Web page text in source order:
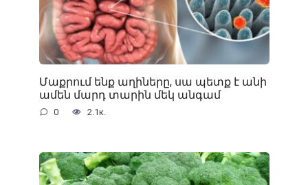
Մաքրում ենք աղիները, սա պետք է անի
ամեն մարդ տարին մեկ անգամ
0 2.1к.